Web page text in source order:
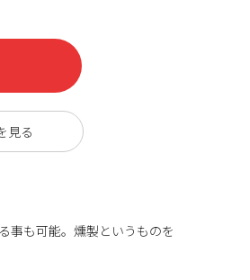
事も可能。燻製というものを